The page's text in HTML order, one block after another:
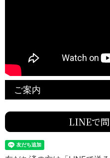
ご案内
LINEで